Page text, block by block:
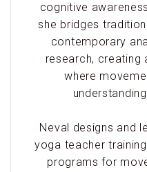
cognitive
she bridges
contemporary
research, creating
where
Neval designs and
yoga teacher
programs for